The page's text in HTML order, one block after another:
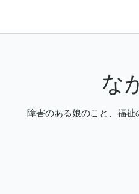
な
障害のある娘のこと、福祉